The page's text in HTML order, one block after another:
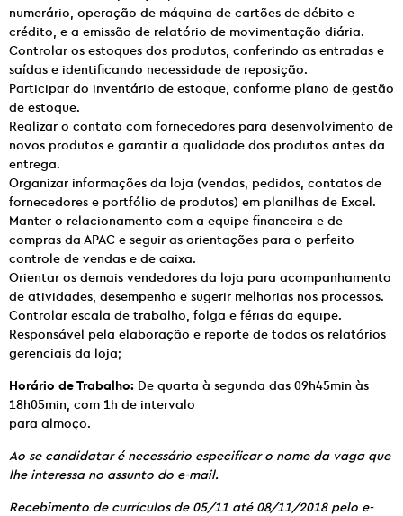
numerário, operação de máquina de cartões de débito e
crédito, e a emissão de relatório de movimentação diária.
Controlar os estoques dos produtos, conferindo as entradas e
saídas e identificando necessidade de reposição.
Participar do inventário de estoque, conforme plano de gestão
de estoque.
Realizar o contato com fornecedores para desenvolvimento de
novos produtos e garantir a qualidade dos produtos antes da
entrega.
Organizar informações da loja (vendas, pedidos, contatos de
fornecedores e portfólio de produtos) em planilhas de Excel.
Manter o relacionamento com a equipe financeira e de
compras da APAC e seguir as orientações para o perfeito
controle de vendas e de caixa.
Orientar os demais vendedores da loja para acompanhamento
de atividades, desempenho e sugerir melhorias nos processos.
Controlar escala de trabalho, folga e férias da equipe.
Responsável pela elaboração e reporte de todos os relatórios
gerenciais da loja;
Horário de Trabalho: De quarta à segunda das 09h45min às
18h05min, com 1h de intervalo
para almoço.
Ao se candidatar é necessário especificar o nome da vaga que
lhe interessa no assunto do e-mail.
Recebimento de currículos de 05/11 até 08/11/2018 pelo e-